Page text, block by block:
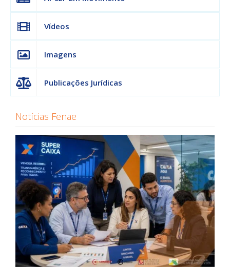
Vídeos
Imagens
Publicações Jurídicas
Notícias Fenae